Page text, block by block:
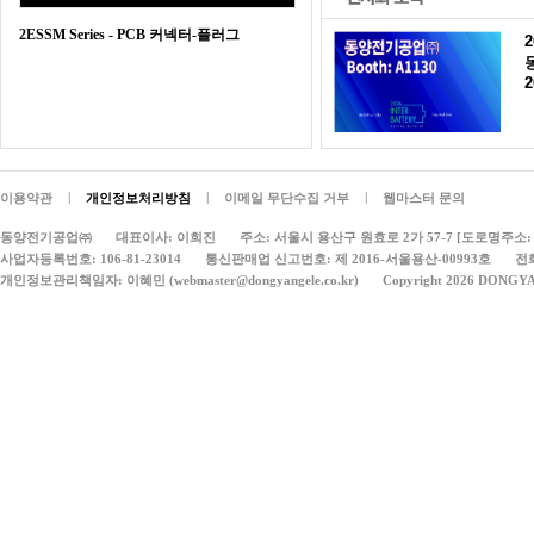
2ESSM Series - PCB 커넥터-플러그
이용약관 개인정보처리방침 이메일 무단수집 거부 웹마스터 문의
동양전기공업㈜ 대표이사: 이희진
주소: 서울시 용산구 원효로 2가 57-7 [도로명주
사업자등록번호: 106-81-23014
통신판매업 신고번호: 제 2016-서울용산-00993호
전
개인정보관리책임자: 이혜민 (webmaster@dongyangele.co.kr)
Copyright 2026